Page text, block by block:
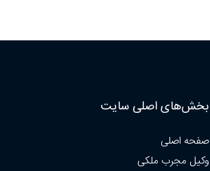
بخش‌های اصلی سایت
صفحه اصلی
وکیل مجرب ملکی